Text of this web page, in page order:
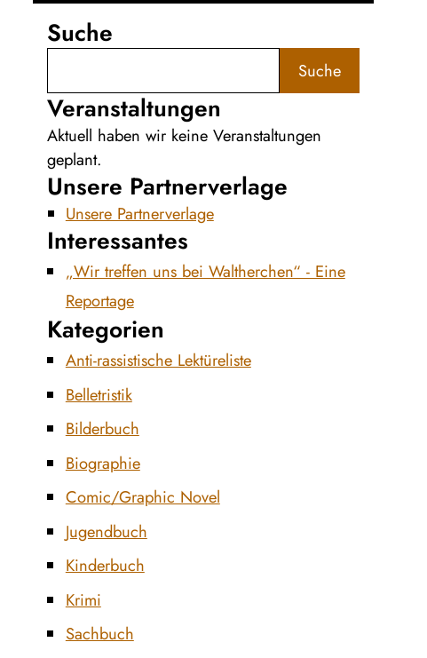
Suche
Suche
Veranstaltungen
Aktuell haben wir keine Veranstaltungen
geplant.
Unsere Partnerverlage
Unsere Partnerverlage
Interessantes
„Wir treffen uns bei Waltherchen“ - Eine
Reportage
Kategorien
Anti-rassistische Lektüreliste
Belletristik
Bilderbuch
Biographie
Comic/Graphic Novel
Jugendbuch
Kinderbuch
Krimi
Sachbuch